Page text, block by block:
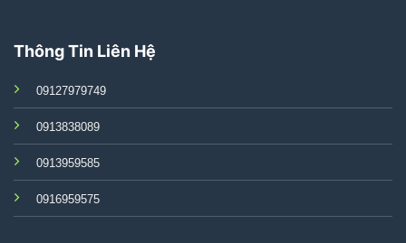
Thông Tin Liên Hệ
09127979749
0913838089
0913959585
0916959575